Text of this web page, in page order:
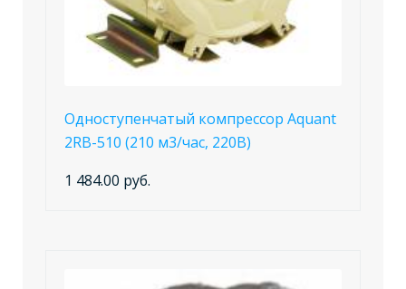
Одноступенчатый компрессор Aquant
2RB-510 (210 м3/час, 220B)
1 484.00 руб.